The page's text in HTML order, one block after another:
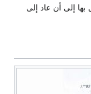
أن عاد إلى